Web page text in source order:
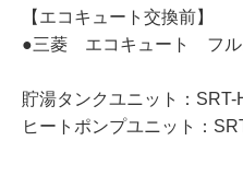
【エコキュート交換前】
●三菱 エコキュート フ
貯湯タンクユニット：SRT-
ヒートポンプユニット：